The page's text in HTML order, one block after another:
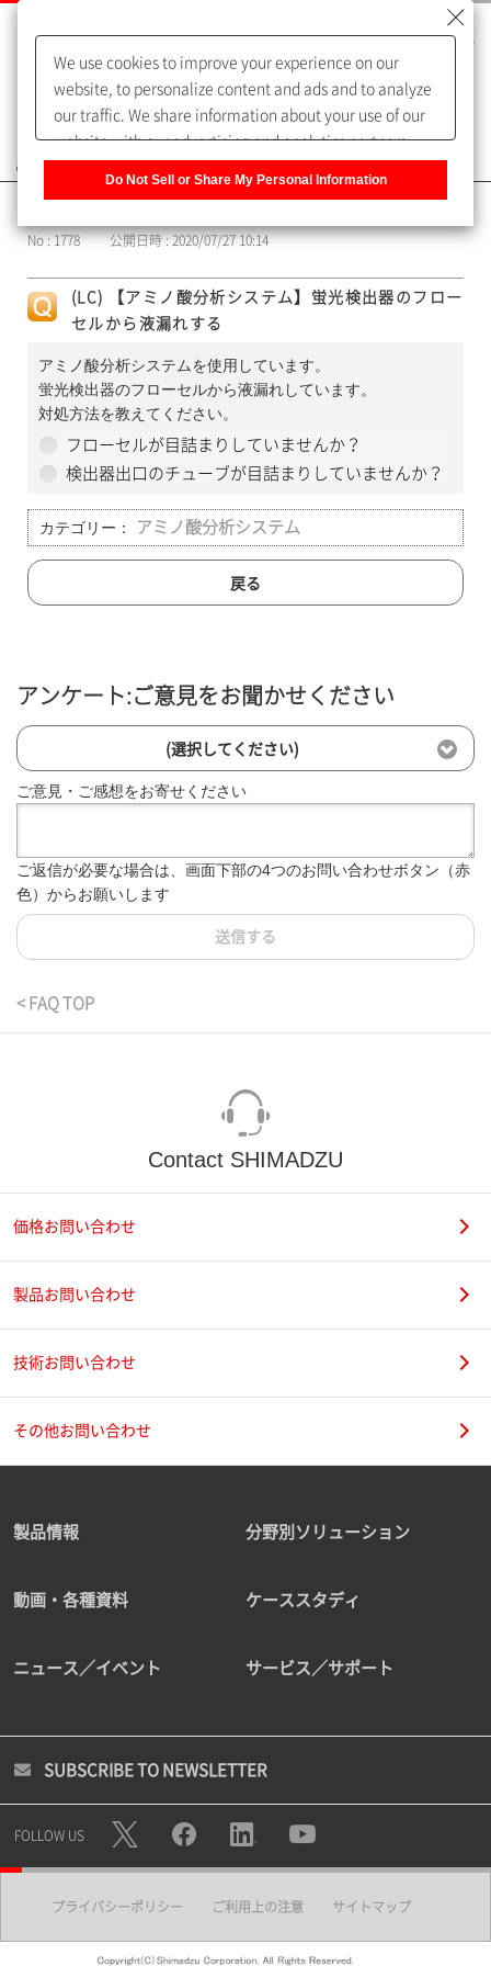
よくあるご質問（FAQ）
No : 1778 公開日時 : 2020/07/27 10:14
(LC) 【アミノ酸分析システム】蛍光検出器のフロー
セルから液漏れする
アミノ酸分析システムを使用しています。
蛍光検出器のフローセルから液漏れしています。
対処方法を教えてください。
フローセルが目詰まりしていませんか？
検出器出口のチューブが目詰まりしていませんか？
カテゴリー： アミノ酸分析システム
戻る
アンケート:ご意見をお聞かせください
(選択してください)
ご意見・ご感想をお寄せください
ご返信が必要な場合は、画面下部の4つのお問い合わせボタン（赤
色）からお願いします
送信する
< FAQ TOP
Contact SHIMADZU
価格お問い合わせ
製品お問い合わせ
技術お問い合わせ
その他お問い合わせ
製品情報 分野別ソリューション
動画・各種資料 ケーススタディ
ニュース／イベント サービス／サポート
SUBSCRIBE TO NEWSLETTER
FOLLOW US
プライバシーポリシー ご利用上の注意 サイトマップ
We use cookies to improve your experience on our
website, to personalize content and ads and to analyze
our traffic. We share information about your use of our
website with our advertising and analytics partners,
of our sharing information about you with our partners.
Information] to customize your cookie settings on our
website.Privacy Policy
Do Not Sell or Share My Personal Information